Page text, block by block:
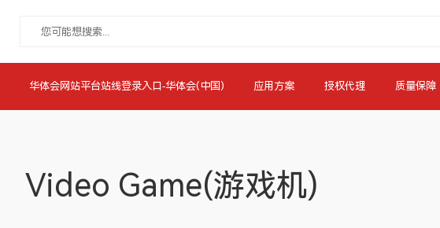
华体会网站平台站线登录入口-华体会(中国) 应用方案 授权代理 质量保障
Video Game(游戏机)